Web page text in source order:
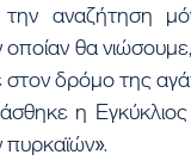
αναζήτηση
οποίαν θα
στον δρόμο της
η